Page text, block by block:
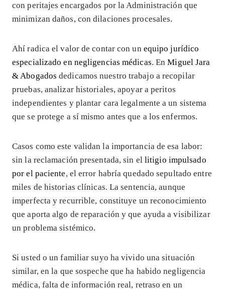
con peritajes encargados por la Administración que
minimizan daños, con dilaciones procesales.
Ahí radica el valor de contar con un equipo jurídico
especializado en negligencias médicas. EnMiguel Jara
& Abogadosdedicamos nuestro trabajo a recopilar
pruebas, analizar historiales, apoyar a peritos
independientes y plantar cara legalmente a un sistema
que se protege a sí mismo antes que a los enfermos.
Casos como este validan la importancia de esa labor:
sin la reclamación presentada, sin el litigio impulsado
por el paciente, el error habría quedado sepultado entre
miles de historias clínicas. La sentencia, aunque
imperfecta y recurrible, constituye un reconocimiento
que aporta algo de reparación y que ayuda a visibilizar
un problema sistémico.
Si usted o un familiar suyo ha vivido una situación
similar, en la que sospeche que ha habido negligencia
médica, falta de información real, retraso en un